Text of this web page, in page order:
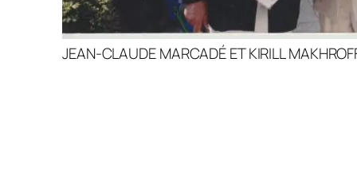
JEAN-CLAUDE MARCADÉ ET KIRILL